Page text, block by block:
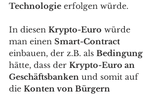
Technologie erfolgen würde.
In diesen Krypto-Euro würde
man einen Smart-Contract
einbauen, der z.B. als Bedingung
hätte, dass der Krypto-Euro an
Geschäftsbanken und somit auf
die Konten von Bürgern